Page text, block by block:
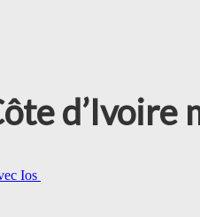
d’Ivoire
Ios